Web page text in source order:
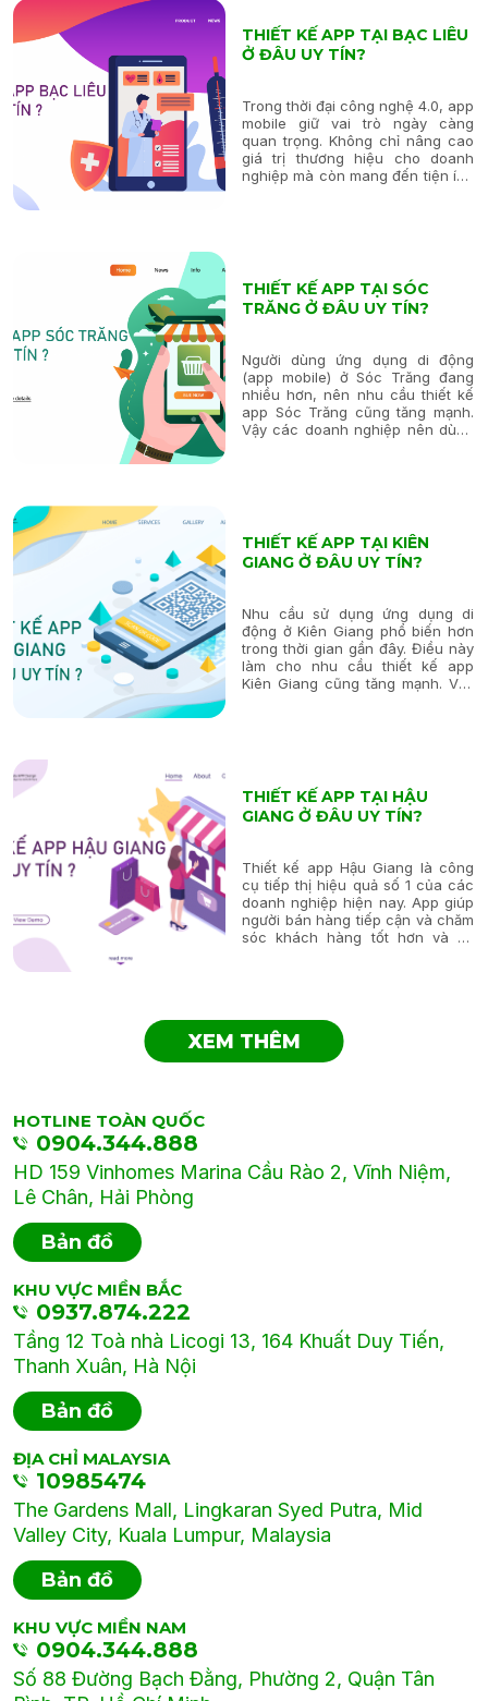
THIẾT KẾ APP TẠI BẠC LIÊU
Ở ĐÂU UY TÍN?
Trong thời đại công nghệ 4.0, app
mobile giữ vai trò ngày càng
quan trọng. Không chỉ nâng cao
giá trị thương hiệu cho doanh
nghiệp mà còn mang đến tiện ích
THIẾT KẾ APP TẠI SÓC
TRĂNG Ở ĐÂU UY TÍN?
Người dùng ứng dụng di động
(app mobile) ở Sóc Trăng đang
nhiều hơn, nên nhu cầu thiết kế
app Sóc Trăng cũng tăng mạnh.
Vậy các doanh nghiệp nên dùng
THIẾT KẾ APP TẠI KIÊN
GIANG Ở ĐÂU UY TÍN?
Nhu cầu sử dụng ứng dụng di
động ở Kiên Giang phổ biến hơn
trong thời gian gần đây. Điều này
làm cho nhu cầu thiết kế app
Kiên Giang cũng tăng mạnh. Vậy
THIẾT KẾ APP TẠI HẬU
GIANG Ở ĐÂU UY TÍN?
Thiết kế app Hậu Giang là công
cụ tiếp thị hiệu quả số 1 của các
doanh nghiệp hiện nay. App giúp
người bán hàng tiếp cận và chăm
sóc khách hàng tốt hơn và và
XEM THÊM
HOTLINE TOÀN QUỐC
0904.344.888
HD 159 Vinhomes Marina Cầu Rào 2, Vĩnh Niệm,
Lê Chân, Hải Phòng
Bản đồ
KHU VỰC MIỀN BẮC
0937.874.222
Tầng 12 Toà nhà Licogi 13, 164 Khuất Duy Tiến,
Thanh Xuân, Hà Nội
Bản đồ
ĐỊA CHỈ MALAYSIA
10985474
The Gardens Mall, Lingkaran Syed Putra, Mid
Valley City, Kuala Lumpur, Malaysia
Bản đồ
KHU VỰC MIỀN NAM
0904.344.888
Số 88 Đường Bạch Đằng, Phường 2, Quận Tân